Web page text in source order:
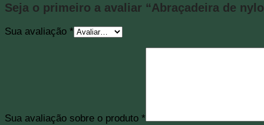
Seja o primeiro a avaliar “Abraçadeira de
Sua avaliação *
Sua avaliação sobre o produto *